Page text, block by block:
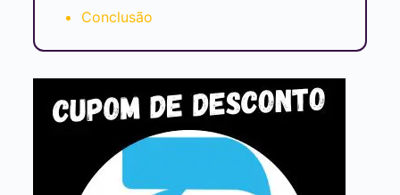
Conclusão